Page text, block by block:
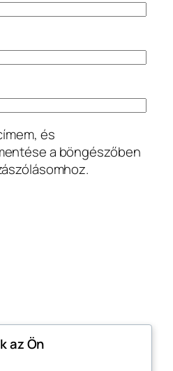
és
a böngészőben
február 9, 2026
az Ön